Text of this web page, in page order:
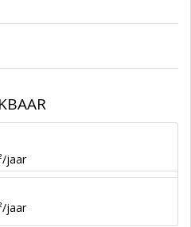
jaar
jaar